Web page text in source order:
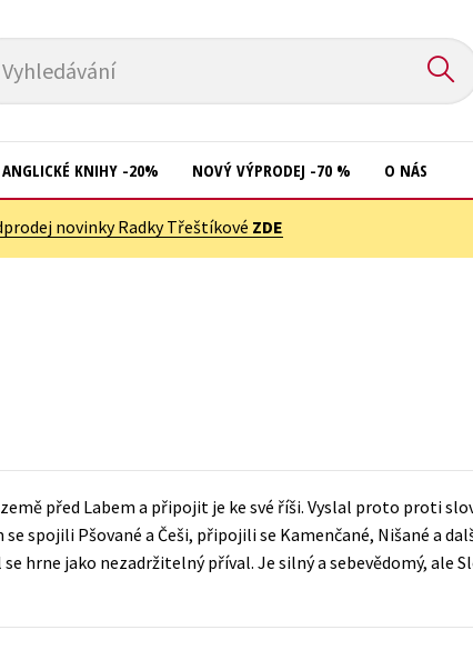
Vyhledávání
Populárně - naučná pro dospělé
Populárně - naučné pro děti
Příroda a zahrada
Young adult (SK)
Zahraniční literatura
ANGLICKÉ KNIHY -20% NOVÝ VÝPRODEJ -70 % O NÁS
novinky Radky Třeštíkové ZDE
před Labem a připojit je ke své říši. Vyslal proto proti
spojili Pšované a Češi, připojili se Kamenčané, Nišané a
hrne jako nezadržitelný příval. Je silný a sebevědomý, ale